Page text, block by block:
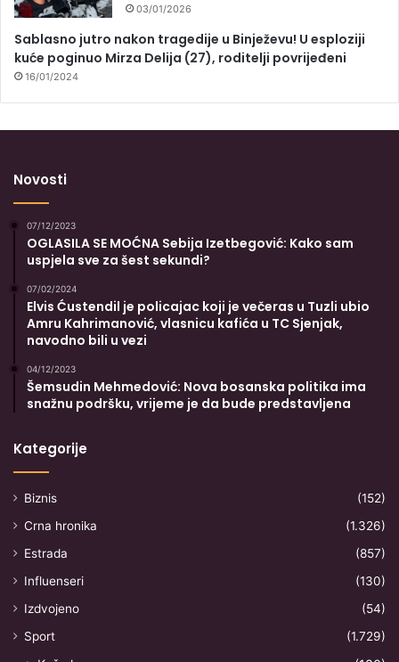
03/01/2026
Sablasno jutro nakon tragedije u Binježevu! U esploziji
kuće poginuo Mirza Delija (27), roditelji povrijeđeni
16/01/2024
Novosti
07/12/2023
OGLASILA SE MOĆNA Sebija Izetbegović: Kako sam
uspjela sve za šest sekundi?
07/02/2024
Elvis Ćustendil je policajac koji je večeras u Tuzli ubio
Amru Kahrimanović, vlasnicu kafića u TC Sjenjak,
navodno bili u vezi
04/12/2023
Šemsudin Mehmedović: Nova bosanska politika ima
snažnu podršku, vrijeme je da bude predstavljena
Kategorije
Biznis
(152)
Crna hronika
(1.326)
Estrada
(857)
Influenseri
(130)
Izdvojeno
(54)
Sport
(1.729)